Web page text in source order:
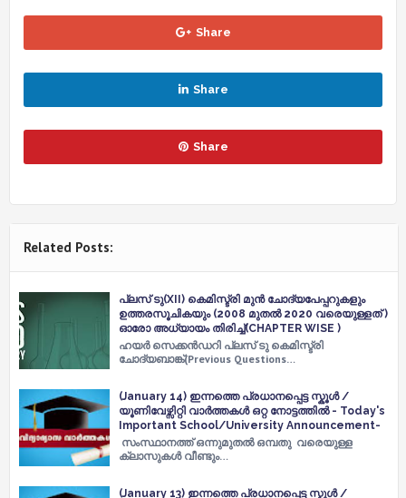
Share
Share
Share
Related Posts:
പ്ലസ് ടു(XII) കെമിസ്ട്രി മുൻ ചോദ്യപേപ്പറുകളും
ഉത്തരസൂചികയും (2008 മുതൽ 2020 വരെയുള്ളത് )
ഓരോ അധ്യായം തിരിച്ച്(CHAPTER WISE )
ഹയർ സെക്കൻഡറി പ്ലസ് ടു കെമിസ്ട്രി
ചോദ്യബാങ്ക്(Previous Questions…
(January 14) ഇന്നത്തെ പ്രധാനപ്പെട്ട സ്കൂൾ /
യൂണിവേഴ്സിറ്റി വാർത്തകൾ ഒറ്റ നോട്ടത്തിൽ - Today's
Important School/University Announcement-
സംസ്ഥാനത്ത് ഒന്നുമുതല്‍ ഒമ്പതു വരെയുള്ള
ക്ലാസുകള്‍ വീണ്ടും…
(January 13) ഇന്നത്തെ പ്രധാനപ്പെട്ട സ്കൂൾ /